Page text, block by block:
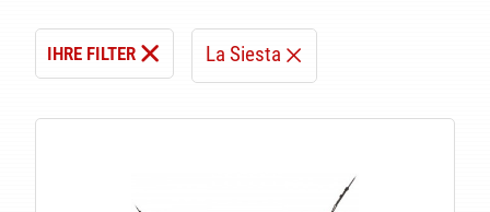
IHRE FILTER La Siesta